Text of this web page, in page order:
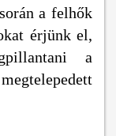
a felhők
érjünk el,
a